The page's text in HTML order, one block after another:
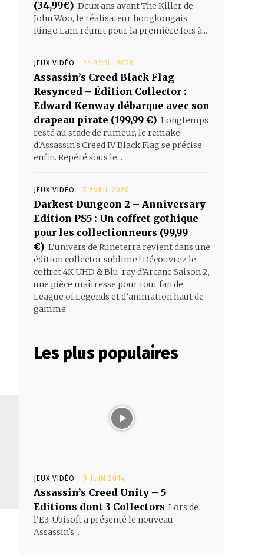
(34,99€) Deux ans avant The Killer de
John Woo, le réalisateur hongkongais
Ringo Lam réunit pour la première fois à...
JEUX VIDÉO 24 AVRIL 2026
Assassin’s Creed Black Flag
Resynced – Édition Collector :
Edward Kenway débarque avec son
drapeau pirate (199,99 €) Longtemps
resté au stade de rumeur, le remake
d'Assassin's Creed IV Black Flag se précise
enfin. Repéré sous le...
JEUX VIDÉO 7 AVRIL 2026
Darkest Dungeon 2 – Anniversary
Edition PS5 : Un coffret gothique
pour les collectionneurs (99,99
€) L’univers de Runeterra revient dans une
édition collector sublime ! Découvrez le
coffret 4K UHD & Blu-ray d’Arcane Saison 2,
une pièce maîtresse pour tout fan de
League of Legends et d’animation haut de
gamme.
Les plus populaires
JEUX VIDÉO 9 JUIN 2014
Assassin’s Creed Unity – 5
Editions dont 3 Collectors Lors de
l'E3, Ubisoft a présenté le nouveau
Assassin's...